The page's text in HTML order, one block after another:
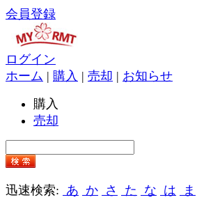
会員登録
ログイン
ホーム | 購入 | 売却 | お知らせ
購入
売却
迅速検索: あ か さ た な は ま